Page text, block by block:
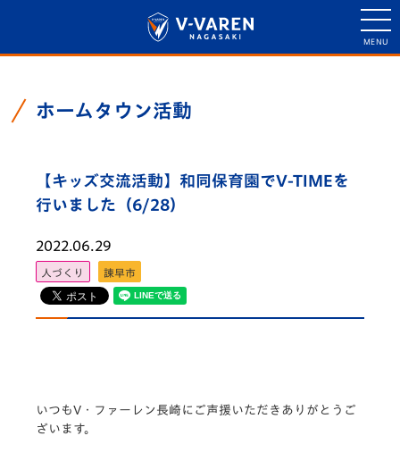
ホームタウン活動
【キッズ交流活動】和同保育園でV-TIMEを
行いました（6/28）
2022.06.29
人づくり 諫早市
いつもV・ファーレン長崎にご声援いただきありがとうご
ざいます。